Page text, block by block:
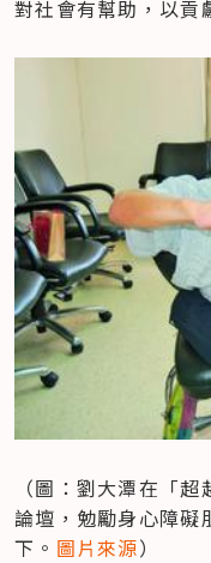
對社會有幫助，以貢
（圖：劉大潭在「
論壇，勉勵身心障礙
下。 圖片來源）